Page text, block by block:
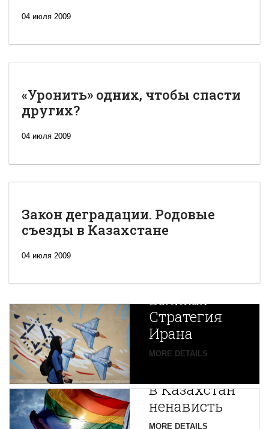
04 июля 2009
«Уронить» одних, чтобы спасти
других?
04 июля 2009
Закон деградации. Родовые
съезды в Казахстане
04 июля 2009
Новая
Великая
Стратегия
Ирана
MORE DETAILS
Путин
в Казахстан
ненависть
MORE DETAILS
Центральной
Азии